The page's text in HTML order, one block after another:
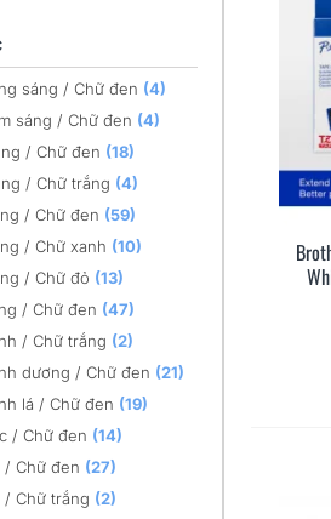
sáng / Chữ đen (4)
sáng / Chữ đen (4)
/ Chữ đen (18)
/ Chữ trắng (4)
/ Chữ đen (59)
/ Chữ xanh (10)
/ Chữ đỏ (13)
/ Chữ đen (47)
/ Chữ trắng (2)
dương / Chữ đen (21)
lá / Chữ đen (19)
/ Chữ đen (14)
/ Chữ đen (27)
/ Chữ trắng (2)